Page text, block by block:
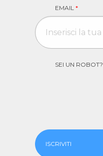
EMAIL *
SEI UN ROBOT?
ISCRIVITI